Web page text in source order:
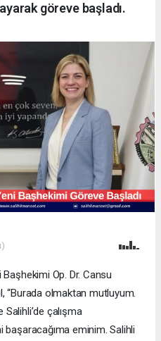
göreve başladı.
Op. Dr. Cansu
“Burada olmaktan mutluyum.
Salihli’de çalışma
başaracağıma eminim. Salihli